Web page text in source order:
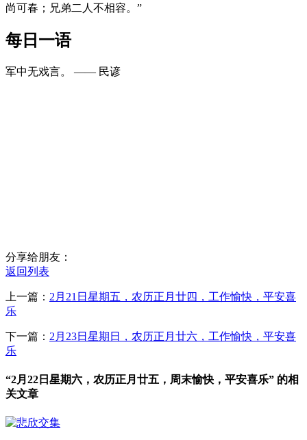
尚可春；兄弟二人不相容。”
每日一语
军中无戏言。 —— 民谚
分享给朋友：
返回列表
上一篇： 2月21日星期五，农历正月廿四，工作愉快，平安喜
乐
下一篇： 2月23日星期日，农历正月廿六，工作愉快，平安喜
乐
“2月22日星期六，农历正月廿五，周末愉快，平安喜乐” 的相
关文章